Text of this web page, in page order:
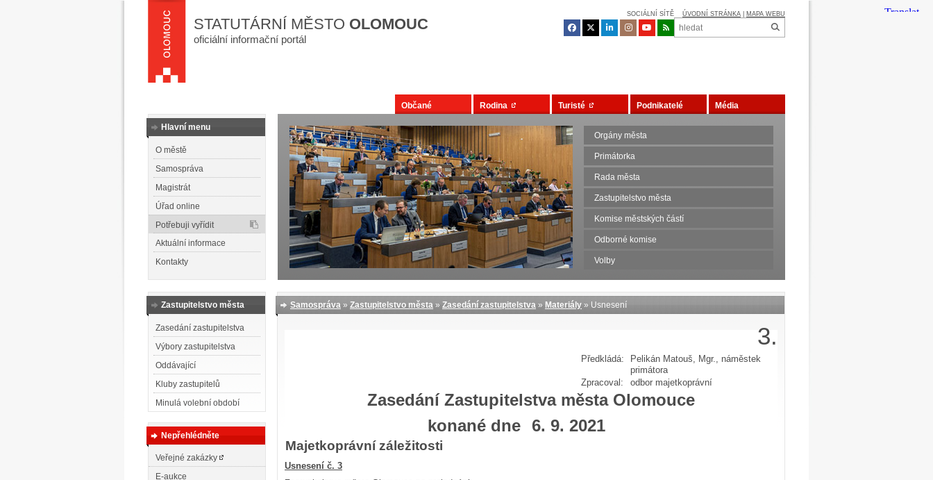
STATUTÁRNÍ MĚSTO OLOMOUC
oficiální informační portál
SOCIÁLNÍ SÍTĚ ÚVODNÍ STRÁNKA MAPA WEBU
Hlavní menu
O městě
Samospráva
Magistrát
Úřad online
Potřebuji vyřídit
Aktuální informace
Kontakty
Občané Rodina Turisté Podnikatelé Média
Orgány města
Primátorka
Rada města
Zastupitelstvo města
Komise městských částí
Odborné komise
Volby
Zastupitelstvo města
Zasedání zastupitelstva
Výbory zastupitelstva
Oddávající
Kluby zastupitelů
Minulá volební období
Nepřehlédněte
Veřejné zakázky
E-aukce
Samospráva » Zastupitelstvo města » Zasedání zastupitelstva » Materiály » Usnesení
3.
Předkládá:
Pelikán Matouš, Mgr., náměstek
primátora
Zpracoval:
odbor majetkoprávní
Zasedání Zastupitelstva města Olomouce
konané dne
6. 9. 2021
Majetkoprávní záležitosti
Usnesení č. 3